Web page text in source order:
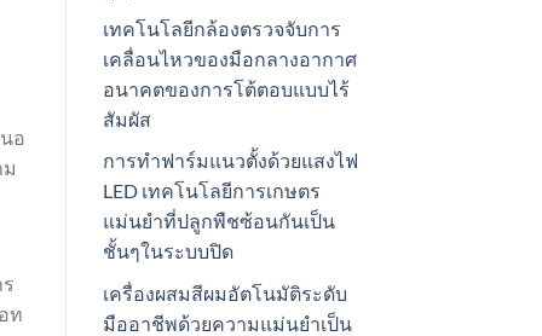
อ
ท
เทคโนโลยีกล้องตรวจจับการ
เคลื่อนไหวของมือกลางอากาศ
อนาคตของการโต้ตอบแบบไร้
สัมผัส
การทำฟาร์มแนวตั้งด้วยแสงไฟ
LED เทคโนโลยีการเกษตร
แม่นยำที่ปลูกพืชซ้อนกันเป็น
ชั้นๆในระบบปิด
เครื่องผสมสีผมอัตโนมัติระดับ
มืออาชีพด้วยความแม่นยำเป็น